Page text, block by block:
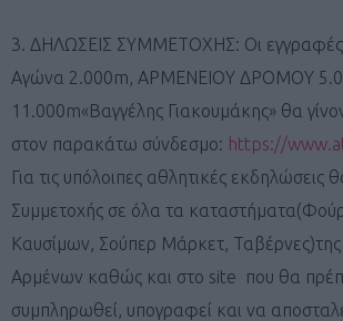
3. ΔΗΛΩΣΕΙΣ ΣΥΜΜΕΤΟΧΗΣ: Οι εγγραφές
Αγώνα 2.000m, ΑΡΜΕΝΕΙΟΥ ΔΡΟΜΟΥ
11.000m«Βαγγέλης Γιακουμάκης» θα
στον παρακάτω σύνδεσμο: https://
Για τις υπόλοιπες αθλητικές
Συμμετοχής σε όλα τα
Καυσίμων, Σούπερ Μάρκετ, Ταβέρνες)της
Αρμένων καθώς και στο site που θα
συμπληρωθεί, υπογραφεί και να